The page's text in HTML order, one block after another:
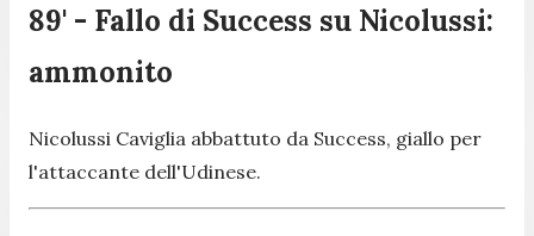
89' - Fallo di Success su Nicolussi:
ammonito
Nicolussi Caviglia abbattuto da Success, giallo per
l'attaccante dell'Udinese.